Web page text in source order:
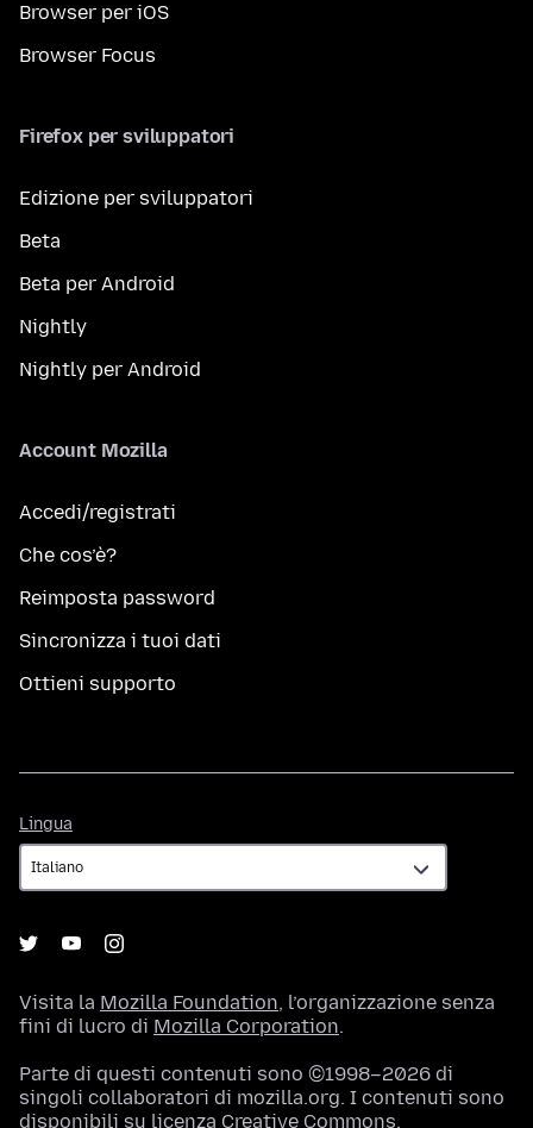
Browser per iOS
Browser Focus
Firefox per sviluppatori
Edizione per sviluppatori
Beta
Beta per Android
Nightly
Nightly per Android
Account Mozilla
Accedi/registrati
Che cos’è?
Reimposta password
Sincronizza i tuoi dati
Ottieni supporto
Lingua
Visita la Mozilla Foundation, l’organizzazione senza
fini di lucro di Mozilla Corporation.
Parte di questi contenuti sono ©1998–2026 di
singoli collaboratori di mozilla.org. I contenuti sono
disponibili su licenza Creative Commons.